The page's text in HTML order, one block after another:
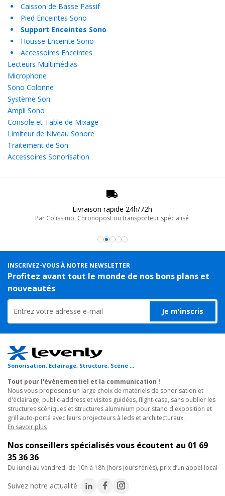
Caisson de Basse Passif
Pied Enceintes Sono
Support Enceintes Sono
Housse Enceinte Sono
Accessoires Enceintes
Lecteurs Multimédias
Microphone
Sono Colonne
Système Son
Ampli Sono
Console et Table de Mixage
Limiteur de Niveau Sonore
Traitement de Son
Accessoires Sonorisation
Livraison rapide 24h/72h
Par Colissimo, Chronopost ou transporteur spécialisé
INSCRIVEZ-VOUS À NOTRE NEWSLETTER
Profitez avant tout le monde de nos bons plans et
nouveautés
Je m'inscris
Sonorisation, Eclairage, Structure, Scène ...
Tout pour l'évènementiel et la communication !
Nous vous proposons un large choix de matériels de sonorisation et
d'éclairage, public-address et visites guidées, flight-case, sans oublier les
structures scéniques et structures aluminium pour stand d'exposition et
grill auto-porté avec leurs projecteurs à leds et architecturaux.
En savoir plus
Nos conseillers spécialisés vous écoutent au 01 69
35 36 36
du lundi au vendredi de 10h à 18h (hors jours fériés), prix d’un appel local
Suivez notre actualité :